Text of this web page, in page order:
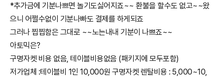
*추가금에 기분나쁘면 놀기도싫어지죠~~ 환불을 할수도 없고~~왔
으니 어쩔수없이 기분나빠도 결제를 하게되죠
그러나 찝찝함은 그대로 ~~노는내내 기분이 나쁘죠~~
아토믹은?
구명자켓 비용 없음, 테이블비용없음 (패키지에 모두포함)
저가업체 :테이블비 1인 10,000원 구명자켓 렌탈비용 : 5,000~10,